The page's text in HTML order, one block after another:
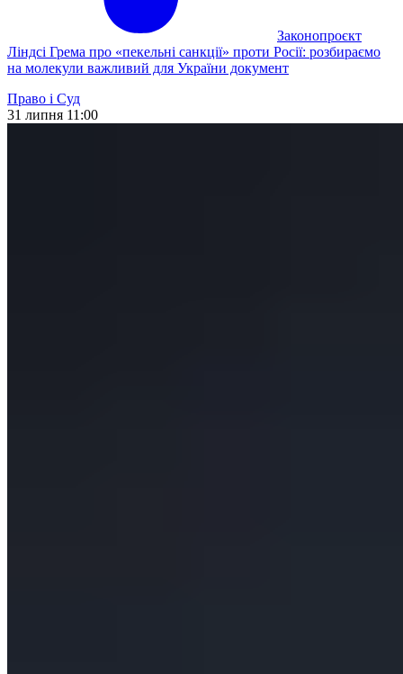
Законопроєкт
Ліндсі Грема про «пекельні санкції» проти Росії: розбираємо
на молекули важливий для України документ
Право і Суд
31 липня 11:00